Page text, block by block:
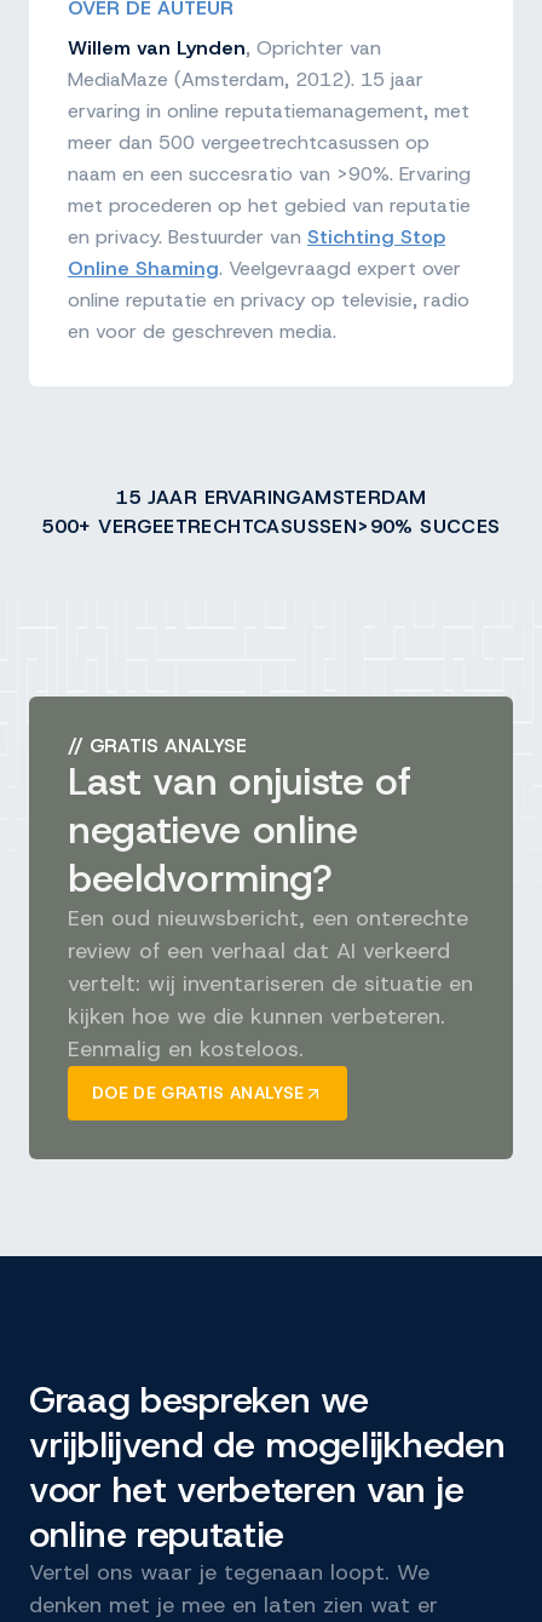
Reputatieschade voorkomen is vooral
een kwestie van doorlopend monitoren,
zodat je een probleem signaleert
voordat het hoog komt te staan.
Vraag een gratis reputatiescan aan
om te zien waar je nu staat.
OVER DE AUTEUR
Willem van Lynden, Oprichter van
MediaMaze (Amsterdam, 2012). 15 jaar
ervaring in online reputatiemanagement, met
meer dan 500 vergeetrechtcasussen op
naam en een succesratio van >90%. Ervaring
met procederen op het gebied van reputatie
en privacy. Bestuurder van Stichting Stop
Online Shaming. Veelgevraagd expert over
online reputatie en privacy op televisie, radio
en voor de geschreven media.
15 JAAR ERVARINGAMSTERDAM
500+ VERGEETRECHTCASUSSEN>90% SUCCES
// GRATIS ANALYSE
Last van onjuiste of
negatieve online
beeldvorming?
Een oud nieuwsbericht, een onterechte
review of een verhaal dat AI verkeerd
vertelt: wij inventariseren de situatie en
kijken hoe we die kunnen verbeteren.
Eenmalig en kosteloos.
DOE DE GRATIS ANALYSE
Graag bespreken we
vrijblijvend de mogelijkheden
voor het verbeteren van je
online reputatie
Vertel ons waar je tegenaan loopt. We
denken met je mee en laten zien wat er